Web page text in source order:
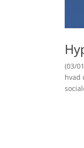
(03/
hvad